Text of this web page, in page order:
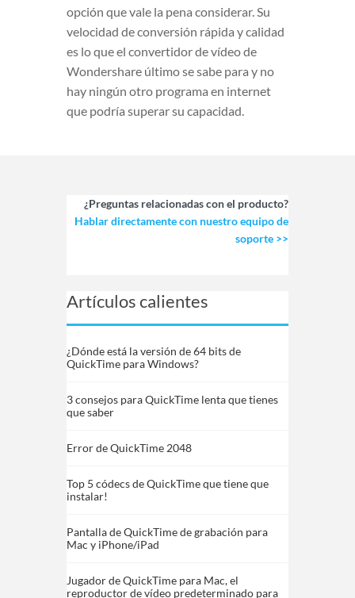
opción que vale la pena considerar. Su
velocidad de conversión rápida y calidad
es lo que el convertidor de vídeo de
Wondershare último se sabe para y no
hay ningún otro programa en internet
que podría superar su capacidad.
¿Preguntas relacionadas con el producto?
Hablar directamente con nuestro equipo de
soporte >>
Artículos calientes
¿Dónde está la versión de 64 bits de
QuickTime para Windows?
3 consejos para QuickTime lenta que tienes
que saber
Error de QuickTime 2048
Top 5 códecs de QuickTime que tiene que
instalar!
Pantalla de QuickTime de grabación para
Mac y iPhone/iPad
Jugador de QuickTime para Mac, el
reproductor de vídeo predeterminado para